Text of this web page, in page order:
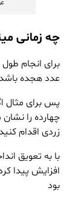
چه زمانی
برای انجام طول
عدد هجده
پس برای مثال
چهارده را
زردی اقدام
با به تعویق
افزایش پیدا
بود